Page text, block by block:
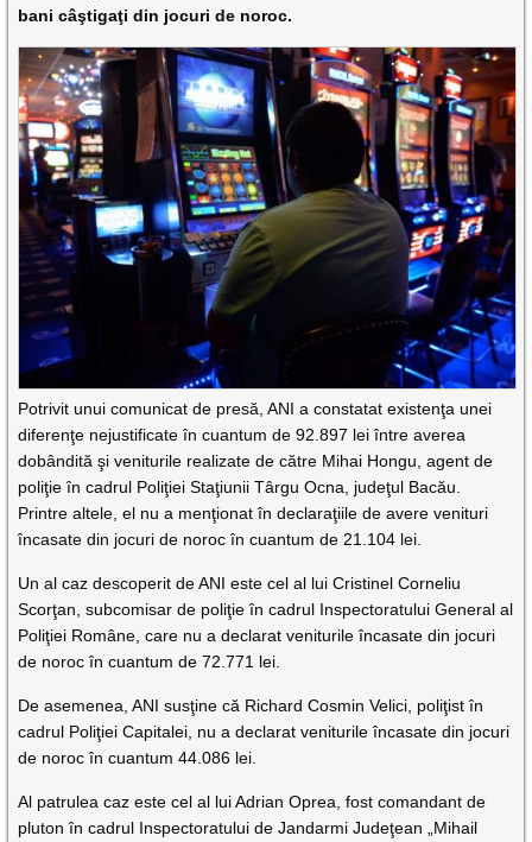
bani câştigaţi din jocuri de noroc.
Potrivit unui comunicat de presă, ANI a constatat existenţa unei
diferenţe nejustificate în cuantum de 92.897 lei între averea
dobândită şi veniturile realizate de către Mihai Hongu, agent de
poliţie în cadrul Poliţiei Staţiunii Târgu Ocna, judeţul Bacău.
Printre altele, el nu a menţionat în declaraţiile de avere venituri
încasate din jocuri de noroc în cuantum de 21.104 lei.
Un al caz descoperit de ANI este cel al lui Cristinel Corneliu
Scorţan, subcomisar de poliţie în cadrul Inspectoratului General al
Poliţiei Române, care nu a declarat veniturile încasate din jocuri
de noroc în cuantum de 72.771 lei.
De asemenea, ANI susţine că Richard Cosmin Velici, poliţist în
cadrul Poliţiei Capitalei, nu a declarat veniturile încasate din jocuri
de noroc în cuantum 44.086 lei.
Al patrulea caz este cel al lui Adrian Oprea, fost comandant de
pluton în cadrul Inspectoratului de Jandarmi Judeţean „Mihail